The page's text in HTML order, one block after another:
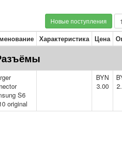
Новые поступления
Характеристика Цена
S6
original
BYN
3.00